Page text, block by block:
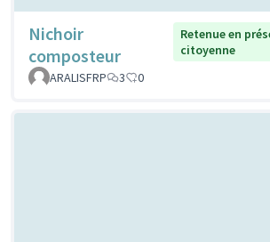
Nichoir
composteur
Retenue en
citoyenne
ARALISFRP
3 0